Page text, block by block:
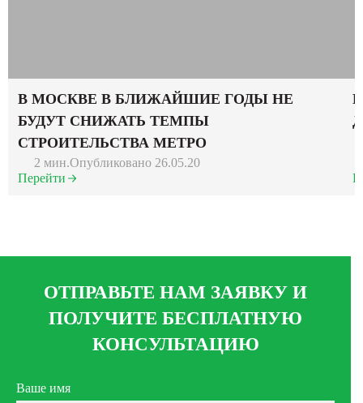
В МОСКВЕ В БЛИЖАЙШИЕ ГОДЫ НЕ
БУДУТ СНИЖАТЬ ТЕМПЫ
СТРОИТЕЛЬСТВА МЕТРО
2 мин.Опубликовано 26.05.20
Перейти
ОТПРАВЬТЕ НАМ ЗАЯВКУ И
ПОЛУЧИТЕ БЕСПЛАТНУЮ
КОНСУЛЬТАЦИЮ
Ваше имя